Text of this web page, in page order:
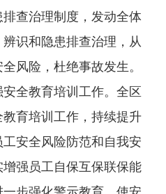
查治理制度，发动全体
识和隐患排查治理，从
风险，杜绝事故发生。
全教育培训工作。全区
育培训工作，持续提升
安全风险防范和自我安
强员工自保互保联保能